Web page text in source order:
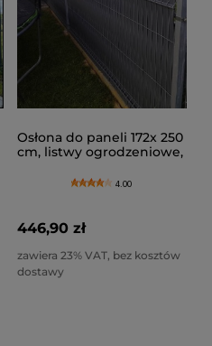
Osłona do paneli 172x 250
cm, listwy ogrodzeniowe,
ogrodzenie
4.00
446,90 zł
zawiera 23% VAT, bez kosztów
dostawy